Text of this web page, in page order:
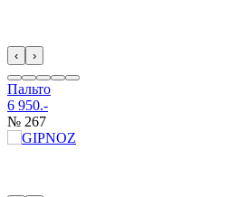
‹ ›
Пальто
6 950.-
№ 267